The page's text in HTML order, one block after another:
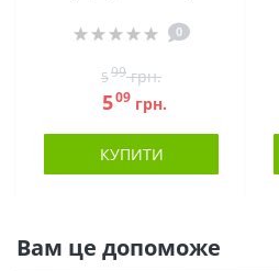
0
599грн.
509грн.
КУПИТИ
Вам це допоможе